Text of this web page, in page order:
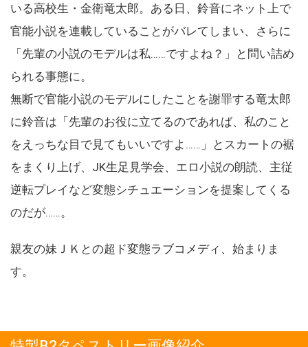
いる高校生・金衛竜太郎。ある日、鈴音にネット上で
官能小説を連載していることがバレてしまい、さらに
「先輩の小説のモデルは私……ですよね？」と問い詰め
られる事態に。
無断で官能小説のモデルにしたことを謝罪する竜太郎
に鈴音は「先輩のお役に立てるのであれば、私のこと
をえっちな目で見てもいいですよ……」とスカートの裾
をまくり上げ、JK生足見学会、エロ小説の朗読、主従
逆転プレイなど変態シチュエーションを提案してくる
のだが……。
親友の妹ＪＫとの超ド変態ラブコメディ、始まりま
す。